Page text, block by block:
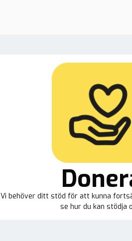
Vi behöver ditt stöd för att kunna
se hur du kan stödja